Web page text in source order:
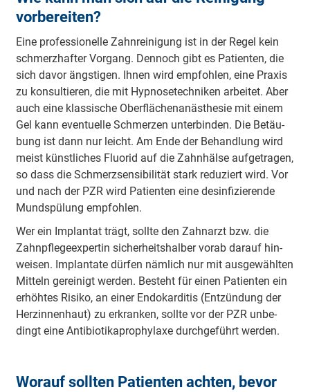
vorbereiten?
Ei­ne pro­fes­sio­nel­le Zahn­rei­ni­gung ist in der Re­gel kein
schmerz­haf­ter Vor­gang. Den­noch gibt es Pa­tien­ten, die
sich da­vor äng­s­ti­gen. Ih­nen wird emp­foh­len, ei­ne Pra­xis
zu kon­sul­tie­ren, die mit Hyp­no­se­tech­ni­ken ar­bei­tet. Aber
auch ei­ne klas­si­sche Ober­flä­chen­an­äs­the­sie mit ei­nem
Gel kann even­tu­el­le Schmer­zen un­ter­bin­den. Die Be­täu­
bung ist dann nur leicht. Am En­de der Be­hand­lung wird
meist künst­li­ches Fluo­rid auf die Zahn­häl­se auf­ge­tra­gen,
so dass die Schmerz­sens­i­bi­li­tät stark re­du­ziert wird. Vor
und nach der PZR wird Pa­tien­ten ei­ne des­in­fi­zie­ren­de
Mund­spü­lung emp­foh­len.
Wer ein Im­plan­tat trägt, soll­te den Zahn­arzt bzw. die
Zahn­pfle­ge­ex­per­tin si­cher­heits­hal­ber vor­ab dar­auf hin­
wei­sen. Im­plan­ta­te dür­fen näm­lich nur mit aus­ge­wähl­ten
Mit­teln ge­rei­nigt wer­den. Be­steht für ei­nen Pa­tien­ten ein
er­höh­tes Ri­si­ko, an ei­ner En­do­kar­di­tis (Ent­zün­dung der
Herz­in­nen­haut) zu er­kran­ken, soll­te vor der PZR un­be­
dingt ei­ne An­ti­bio­ti­ka­pro­phy­la­xe durch­ge­führt wer­den.
Worauf sollten Patienten achten, bevor